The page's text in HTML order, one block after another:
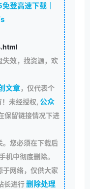
登高速下载｜
效，找资源，欢
文章，仅代表个
未经授权, 公众
保留链接情况下进
您必须在下载后
机中彻底删除。
网络，仅供大家
长进行删除处理